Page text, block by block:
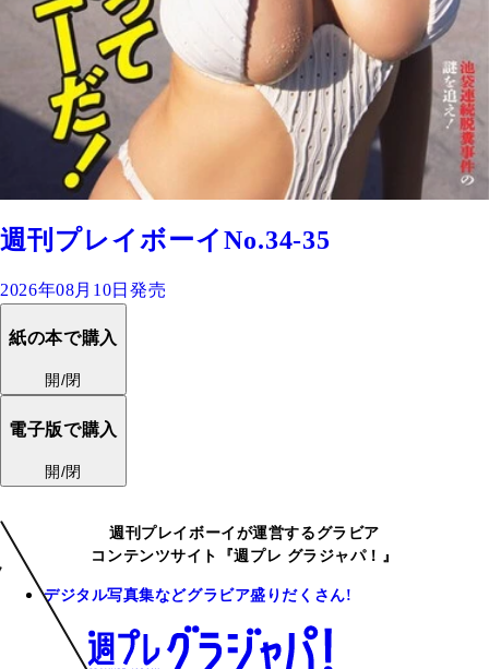
週刊プレイボーイNo.34-35
2026年08月10日発売
紙の本で購入
開/閉
電子版で購入
開/閉
週刊プレイボーイが運営するグラビア
コンテンツサイト『週プレ グラジャパ！』
デジタル写真集などグラビア盛りだくさん!